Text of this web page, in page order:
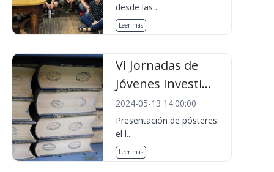
desde las ...
Leer más
VI Jornadas de
Jóvenes Investi...
2024-05-13 14:00:00
Presentación de pósteres:
el l...
Leer más